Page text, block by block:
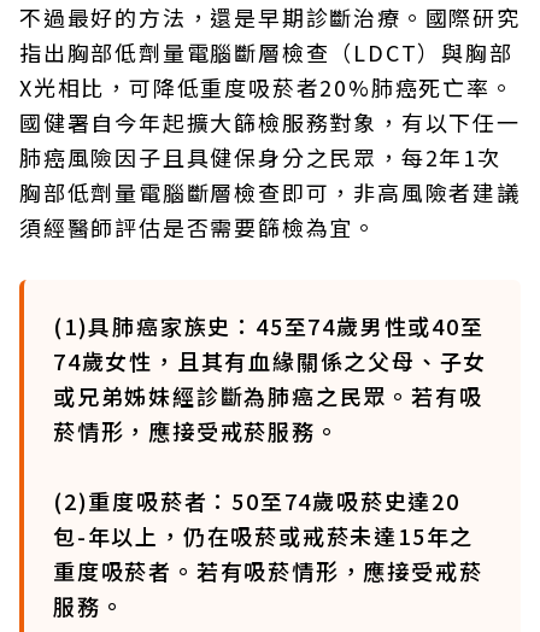
不過最好的方法，還是早期診斷治療。國際研究
指出胸部低劑量電腦斷層檢查（LDCT）與胸部
X光相比，可降低重度吸菸者20%肺癌死亡率。
國健署自今年起擴大篩檢服務對象，有以下任一
肺癌風險因子且具健保身分之民眾，每2年1次
胸部低劑量電腦斷層檢查即可，非高風險者建議
須經醫師評估是否需要篩檢為宜。
(1)具肺癌家族史：45至74歲男性或40至
74歲女性，且其有血緣關係之父母、子女
或兄弟姊妹經診斷為肺癌之民眾。若有吸
菸情形，應接受戒菸服務。
(2)重度吸菸者：50至74歲吸菸史達20
包-年以上，仍在吸菸或戒菸未達15年之
重度吸菸者。若有吸菸情形，應接受戒菸
服務。